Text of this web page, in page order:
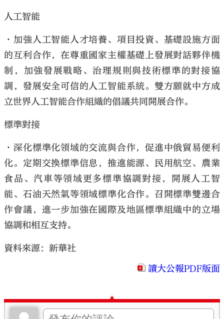
人工智能
•加強人工智能人才培養、項目投資、基礎設施方面
的互利合作，在尊重國家主權基礎上發展對話夥伴機
制，加強發展戰略、治理規則與技術標準的對接協
調，發展安全可信的人工智能系統。雙方願就中方成
立世界人工智能合作組織的倡議共同開展合作。
標準對接
•深化標準化領域的交流與合作，促進中俄貿易便利
化。定期交換標準信息，推進能源、民用航空、農業
食品、汽車等領域更多標準協調對接，開展人工智
能、石油天然氣等領域標準化合作。召開標準雙邊合
作會議，進一步加強在國際及地區標準組織中的立場
協調和相互支持。
資料來源：新華社
讀大公報PDF版面